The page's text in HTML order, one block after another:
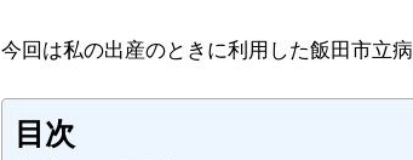
今回は私の出産のときに利用した飯田市立
目次